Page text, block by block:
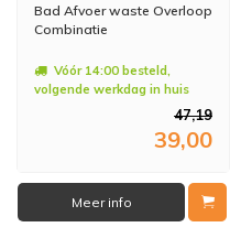
Bad Afvoer waste Overloop
Combinatie
Vóór 14:00 besteld,
volgende werkdag in huis
47,19
39,00
Meer info